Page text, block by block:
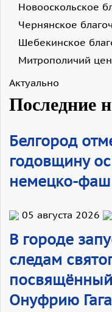
Новооскольское
Чернянское
Шебекинское
Митрополичий
Актуально
Последние
Белгород
годовщину
немецко-
05 августа 2026
В городе
следам
Онуфрию